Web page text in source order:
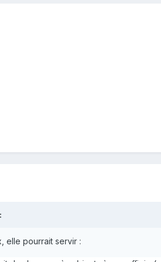
elle pourrait servir :